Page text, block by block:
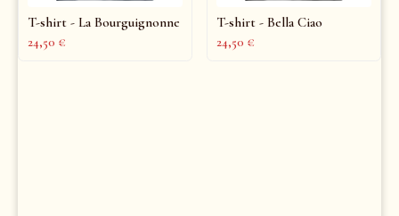
T-shirt - La Bourguignonne
24,50 €
T-shirt - Bella Ciao
24,50 €